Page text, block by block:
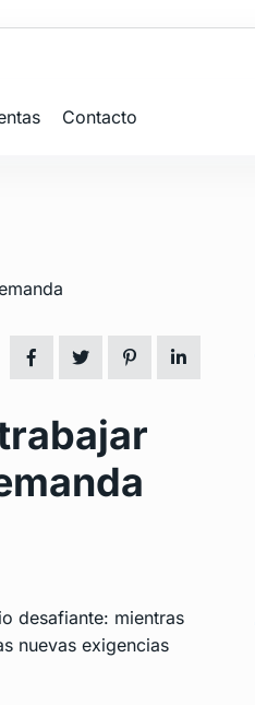
Contacto
desafiante: mientras
nuevas exigencias